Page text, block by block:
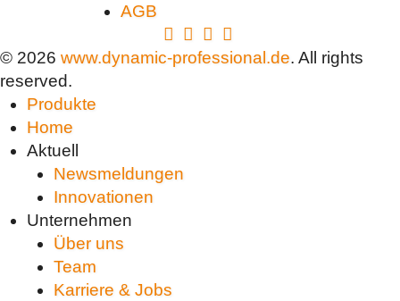
AGB
© 2026 www.dynamic-professional.de. All rights
reserved.
Produkte
Home
Aktuell
Newsmeldungen
Innovationen
Unternehmen
Über uns
Team
Karriere & Jobs